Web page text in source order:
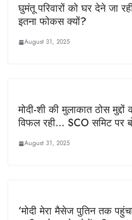
घुमंतू परिवारों को घर देने जा
इतना फोकस क्‍यों?
August 31, 2025
मोदी-शी की मुलाकात ठोस
विफल रही… SCO समिट पर
August 31, 2025
‘मोदी मेरा मैसेज पुतिन तक